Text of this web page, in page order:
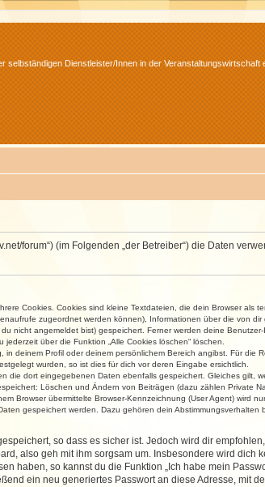
selbständigen Dienstleister/Innen in der Veranstaltungswirtschaft
forum“) (im Folgenden „der Betreiber“) die Daten
Cookies. Cookies sind kleine Textdateien, die dein Browser
zugeordnet werden können), Informationen über die von
nicht angemeldet bist) gespeichert. Ferner werden deine
über die Funktion „Alle Cookies löschen“ löschen.
deinem Profil oder deinem persönlichem Bereich angibst. Für
wurden, so ist dies für dich vor deren Eingabe ersichtlich.
die dort eingegebenen Daten ebenfalls gespeichert. Gleiches gilt,
Löschen und Ändern von Beiträgen (dazu zählen Private
Browser übermittelte Browser-Kennzeichnung (User Agent) wird
gespeichert werden. Dazu gehören dein
so dass es sicher ist. Jedoch wird dir
also geh mit ihm sorgsam um. Insbesondere wird
haben, so kannst du die Funktion „Ich habe mein
ein neu generiertes Passwort an diese Adresse, mit